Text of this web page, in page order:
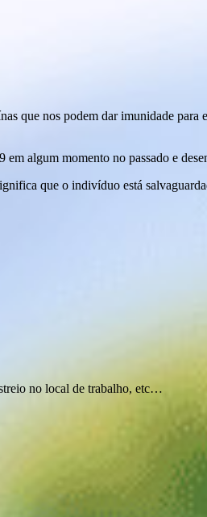
que nos podem dar imunidade para
algum momento no passado e
que o indivíduo está
no local de trabalho, etc…